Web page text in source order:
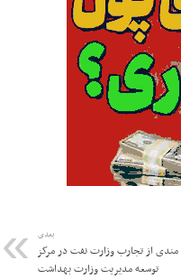
بعدی
مندی از تجارب وزارت نفت در مرکز
توسعه مدیریت وزارت بهداشت